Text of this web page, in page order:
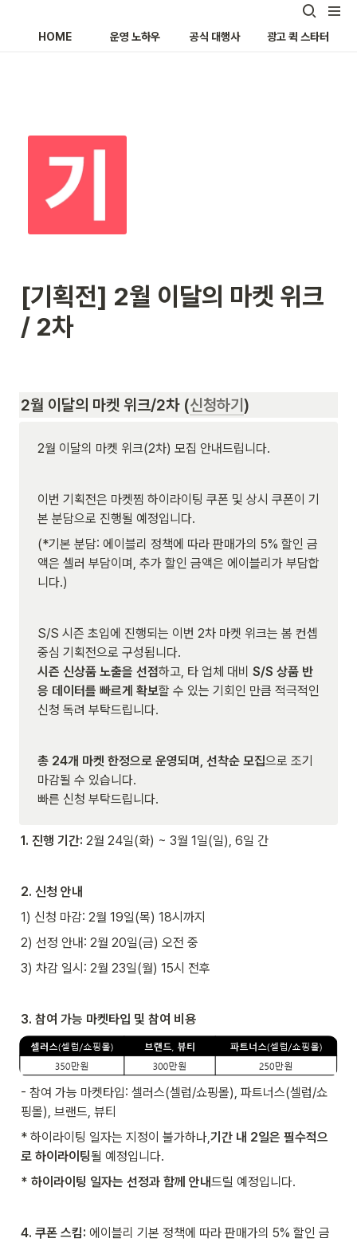
HOME 운영 노하우 공식 대행사 광고 퀵 스타터
[기획전] 2월 이달의 마켓 위크
/ 2차
2월 이달의 마켓 위크/2차 (신청하기 )
2월 이달의 마켓 위크(2차) 모집 안내드립니다.
이번 기획전은 마켓찜 하이라이팅 쿠폰 및 상시 쿠폰이 기
본 분담으로 진행될 예정입니다.
(*기본 분담: 에이블리 정책에 따라 판매가의 5% 할인 금
액은 셀러 부담이며, 추가 할인 금액은 에이블리가 부담합
니다.)
S/S 시즌 초입에 진행되는 이번 2차 마켓 위크는 봄 컨셉
시즌 신상품 노출을 선점하고, 타 업체 대비 S/S 상품 반
응 데이터를 빠르게 확보할 수 있는 기회인 만큼 적극적인
신청 독려 부탁드립니다.
총 24개 마켓 한정으로 운영되며, 선착순 모집으로 조기
마감될 수 있습니다.
빠른 신청 부탁드립니다.
1. 진행 기간: 2월 24일(화) ~ 3월 1일(일), 6일 간
2. 신청 안내
1) 신청 마감: 2월 19일(목) 18시까지
2) 선정 안내: 2월 20일(금) 오전 중
3) 차감 일시: 2월 23일(월) 15시 전후
3. 참여 가능 마켓타입 및 참여 비용
- 참여 가능 마켓타입: 셀러스(셀럽/쇼핑몰), 파트너스(셀럽/쇼
핑몰), 브랜드, 뷰티
* 하이라이팅 일자는 지정이 불가하나,기간 내 2일은 필수적으
로 하이라이팅될 예정입니다.
* 하이라이팅 일자는 선정과 함께 안내드릴 예정입니다.
4. 쿠폰 스킴: 에이블리 기본 정책에 따라 판매가의 5% 할인 금